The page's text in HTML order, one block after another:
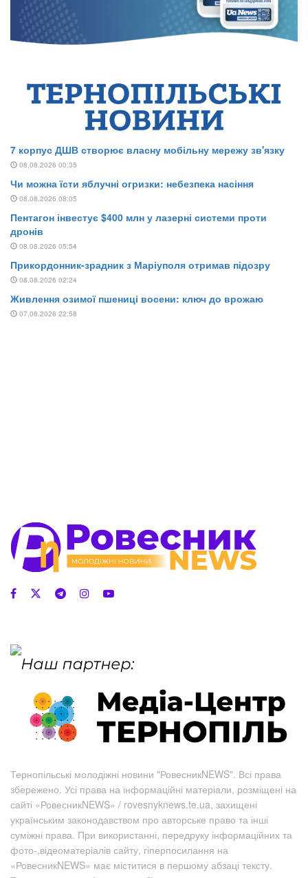
Тернопільські молодіжні новини "РовесникNEWS". Всі права
збережено. Усі права на інформаційні матеріали, розміщені на
сайті «РовесникNEWS» / rovesnyknews.te.ua, захищені
українським законодавством про авторське право та інші
суміжні права. При використанні, передруку інформаційних та
фото-,відеоматеріалів сайту, гіперпосилання на
«РовесникNEWS» має міститися в першому абзаці тексту.